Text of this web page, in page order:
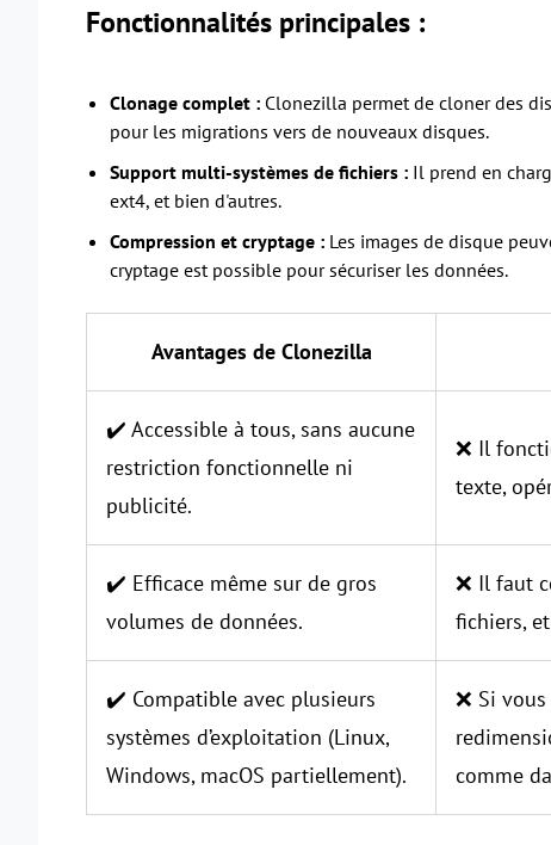
Fonctionnalités principales :
Clonage complet : Clonezilla permet de cloner des
pour les migrations vers de nouveaux disques.
Support multi-systèmes de fichiers : Il prend en
ext4, et bien d'autres.
Compression et cryptage : Les images de disque
cryptage est possible pour sécuriser les données.
Avantages de Clonezilla
✔️ Accessible à tous, sans aucune
restriction fonctionnelle ni
publicité.
❌ Il
texte,
✔️ Efficace même sur de gros
volumes de données.
❌ Il faut
fichiers,
✔️ Compatible avec plusieurs
systèmes d’exploitation (Linux,
Windows, macOS partiellement).
❌ Si
comme